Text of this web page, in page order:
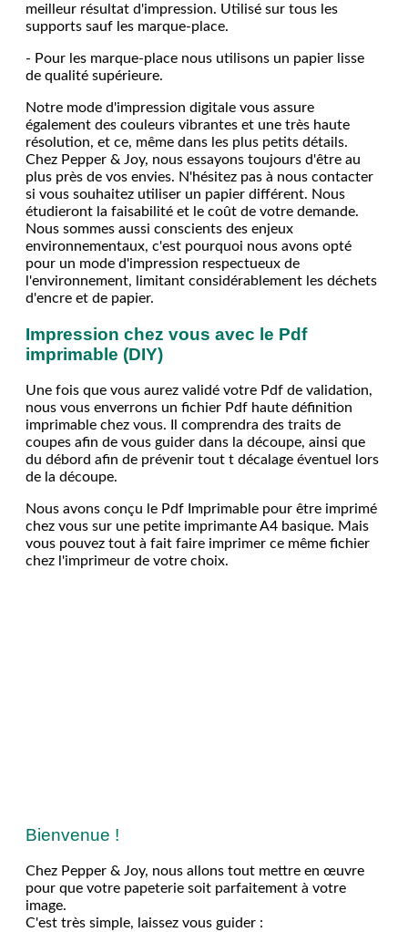
meilleur résultat d'impression. Utilisé sur tous les
supports sauf les marque-place.
- Pour les marque-place nous utilisons un papier lisse
de qualité supérieure.
Notre mode d'impression digitale vous assure
également des couleurs vibrantes et une très haute
résolution, et ce, même dans les plus petits détails.
Chez Pepper & Joy, nous essayons toujours d'être au
plus près de vos envies. N'hésitez pas à nous contacter
si vous souhaitez utiliser un papier différent. Nous
étudieront la faisabilité et le coût de votre demande.
Nous sommes aussi conscients des enjeux
environnementaux, c'est pourquoi nous avons opté
pour un mode d'impression respectueux de
l'environnement, limitant considérablement les déchets
d'encre et de papier.
Impression chez vous avec le Pdf
imprimable (DIY)
Une fois que vous aurez validé votre Pdf de validation,
nous vous enverrons un fichier Pdf haute définition
imprimable chez vous. Il comprendra des traits de
coupes afin de vous guider dans la découpe, ainsi que
du débord afin de prévenir tout t décalage éventuel lors
de la découpe.
Nous avons conçu le Pdf Imprimable pour être imprimé
chez vous sur une petite imprimante A4 basique. Mais
vous pouvez tout à fait faire imprimer ce même fichier
chez l'imprimeur de votre choix.
Bienvenue !
Chez Pepper & Joy, nous allons tout mettre en œuvre
pour que votre papeterie soit parfaitement à votre
image.
C'est très simple, laissez vous guider :